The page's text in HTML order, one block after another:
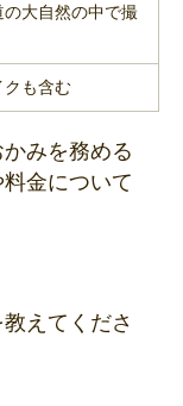
大自然の中で撮
クも含む
みを務める
金について
えてくださ